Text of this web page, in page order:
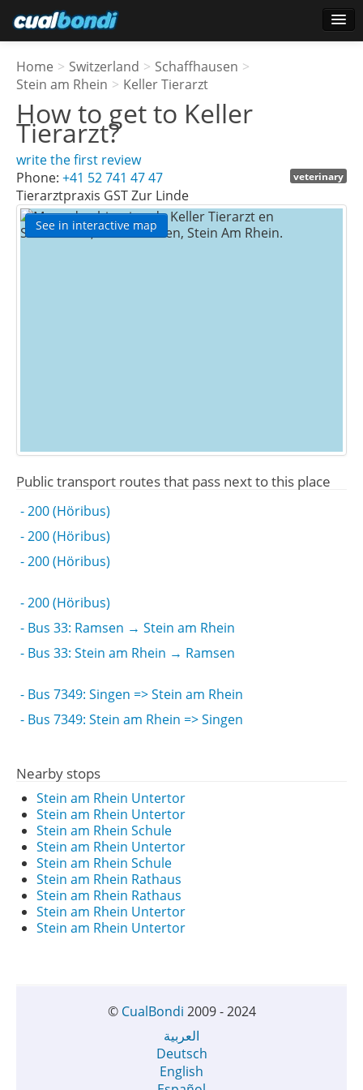
Star users
Poll
Home > Switzerland > Schaffhausen >
Stein am Rhein > Keller Tierarzt
How to get to Keller
Tierarzt?
write the first review
veterinary
Phone: +41 52 741 47 47
Tierarztpraxis GST Zur Linde
See in interactive map
Public transport routes that pass next to this place
- 200 (Höribus)
- 200 (Höribus)
- 200 (Höribus)
- 200 (Höribus)
- Bus 33: Ramsen → Stein am Rhein
- Bus 33: Stein am Rhein → Ramsen
- Bus 7349: Singen => Stein am Rhein
- Bus 7349: Stein am Rhein => Singen
Nearby stops
Stein am Rhein Untertor
Stein am Rhein Untertor
Stein am Rhein Schule
Stein am Rhein Untertor
Stein am Rhein Schule
Stein am Rhein Rathaus
Stein am Rhein Rathaus
Stein am Rhein Untertor
Stein am Rhein Untertor
© CualBondi 2009 - 2024
العربية
Deutsch
English